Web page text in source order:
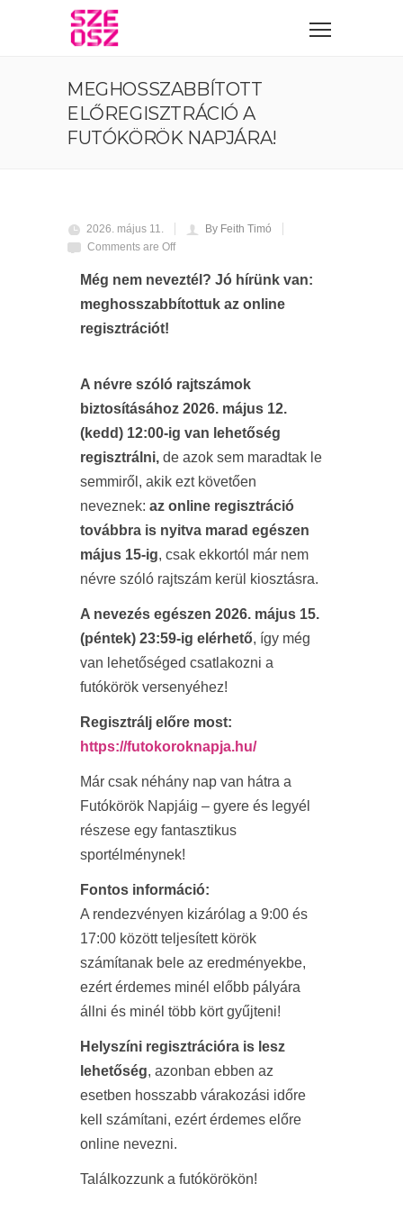
MEGHOSSZABBÍTOTT
ELŐREGISZTRÁCIÓ A
FUTÓKÖRÖK NAPJÁRA!
2026. május 11.
By Feith Timó
Comments are Off
Még nem neveztél? Jó hírünk van:
meghosszabbítottuk az online
regisztrációt!
A névre szóló rajtszámok
biztosításához 2026. május 12.
(kedd) 12:00-ig van lehetőség
regisztrálni, de azok sem maradtak le
semmiről, akik ezt követően
neveznek: az online regisztráció
továbbra is nyitva marad egészen
május 15-ig, csak ekkortól már nem
névre szóló rajtszám kerül kiosztásra.
A nevezés egészen 2026. május 15.
(péntek) 23:59-ig elérhető, így még
van lehetőséged csatlakozni a
futókörök versenyéhez!
Regisztrálj előre most:
https://futokoroknapja.hu/
Már csak néhány nap van hátra a
Futókörök Napjáig – gyere és legyél
részese egy fantasztikus
sportélménynek!
Fontos információ:
A rendezvényen kizárólag a 9:00 és
17:00 között teljesített körök
számítanak bele az eredményekbe,
ezért érdemes minél előbb pályára
állni és minél több kört gyűjteni!
Helyszíni regisztrációra is lesz
lehetőség, azonban ebben az
esetben hosszabb várakozási időre
kell számítani, ezért érdemes előre
online nevezni.
Találkozzunk a futókörökön!